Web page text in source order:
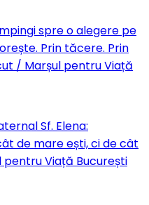
spre o alegere pe
Prin tăcere. Prin
/ Marșul pentru Viață
Sf. Elena:
de mare ești, ci de cât
Viață București